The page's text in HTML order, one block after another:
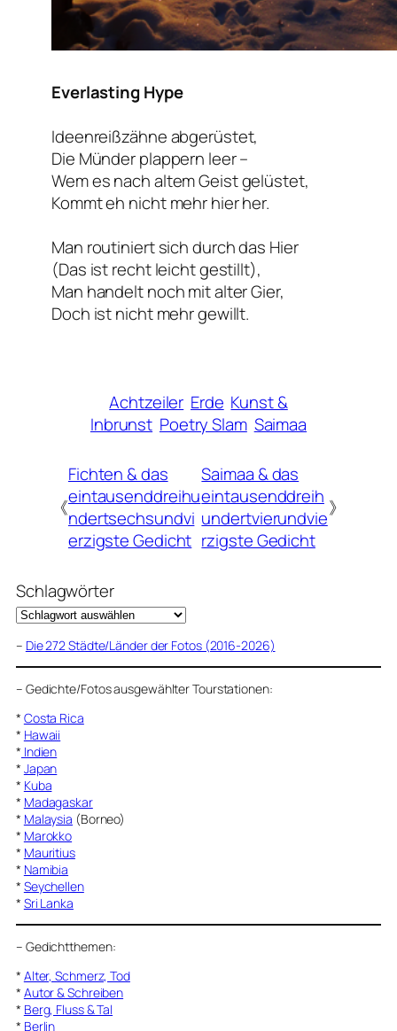
Everlasting Hype
Ideenreißzähne abgerüstet,
Die Münder plappern leer –
Wem es nach altem Geist gelüstet,
Kommt eh nicht mehr hier her.
Man routiniert sich durch das Hier
(Das ist recht leicht gestillt),
Man handelt noch mit alter Gier,
Doch ist nicht mehr gewillt.
Achtzeiler Erde Kunst &
Inbrunst Poetry Slam Saimaa
《
Fichten & das
eintausenddreihu
ndertsechsundvi
erzigste Gedicht
Saimaa & das
eintausenddreih
undertvierundvie
rzigste Gedicht
》
Schlagwörter
– Die 272 Städte/Länder der Fotos (2016-2026)
– Gedichte/Fotos ausgewählter Tourstationen:
* Costa Rica
* Hawaii
* Indien
* Japan
* Kuba
* Madagaskar
* Malaysia (Borneo)
* Marokko
* Mauritius
* Namibia
* Seychellen
* Sri Lanka
– Gedichtthemen:
* Alter, Schmerz, Tod
* Autor & Schreiben
* Berg, Fluss & Tal
* Berlin